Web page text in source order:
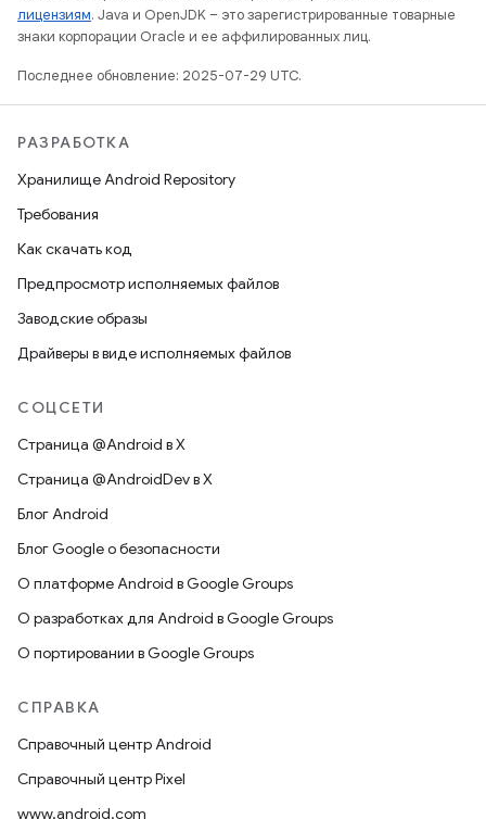
лицензиям. Java и OpenJDK – это зарегистрированные товарные
знаки корпорации Oracle и ее аффилированных лиц.
Последнее обновление: 2025-07-29 UTC.
РАЗРАБОТКА
Хранилище Android Repository
Требования
Как скачать код
Предпросмотр исполняемых файлов
Заводские образы
Драйверы в виде исполняемых файлов
СОЦСЕТИ
Страница @Android в X
Страница @AndroidDev в X
Блог Android
Блог Google о безопасности
О платформе Android в Google Groups
О разработках для Android в Google Groups
О портировании в Google Groups
СПРАВКА
Справочный центр Android
Справочный центр Pixel
www.android.com